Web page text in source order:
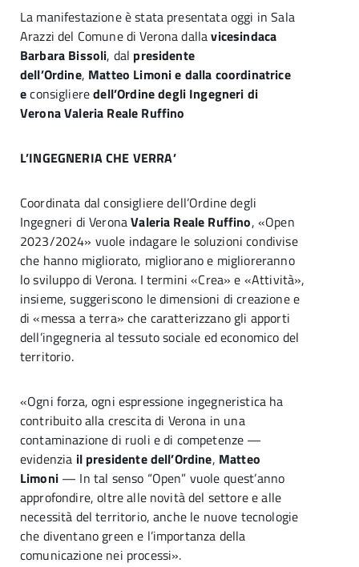
La manifestazione è stata presentata oggi in Sala
Arazzi del Comune di Verona dallavicesindaca
Barbara Bissoli, dal presidente
dell’Ordine, Matteo Limoni e dalla coordinatrice
econsiglieredell’Ordine degli Ingegneri di
VeronaValeria Reale Ruffino
L’INGEGNERIA CHE VERRA’
Coordinata dal consigliere dell’Ordine degli
Ingegneri di VeronaValeria Reale Ruffino, «Open
2023/2024» vuole indagare le soluzioni condivise
che hanno migliorato, migliorano e miglioreranno
lo sviluppo di Verona. I termini «Crea» e «Attività»,
insieme, suggeriscono le dimensioni di creazione e
di «messa a terra» che caratterizzano gli apporti
dell’ingegneria al tessuto sociale ed economico del
territorio.
«Ogni forza, ogni espressione ingegneristica ha
contribuito alla crescita di Verona in una
contaminazione di ruoli e di competenze —
evidenzia il presidente dell’Ordine, Matteo
Limoni— In tal senso “Open” vuole quest’anno
approfondire, oltre alle novità del settore e alle
necessità del territorio, anche le nuove tecnologie
che diventano green e l’importanza della
comunicazione nei processi».